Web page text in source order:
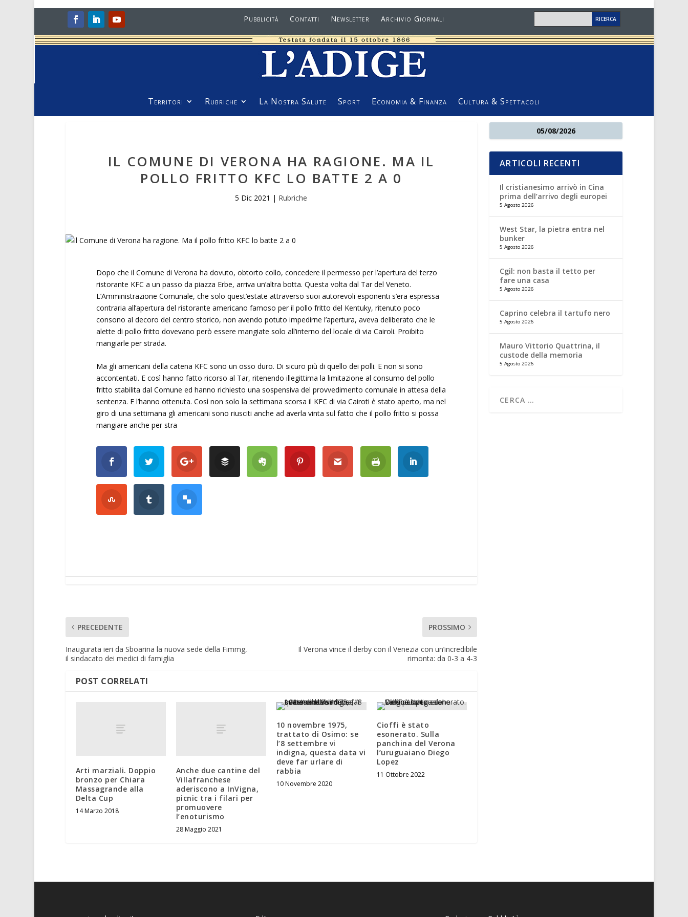
Pubblicità Contatti Newsletter Archivio Giornali
Territori Rubriche La Nostra Salute Sport Economia & Finanza Cultura & Spettacoli
IL COMUNE DI VERONA HA RAGIONE. MA IL
POLLO FRITTO KFC LO BATTE 2 A 0
5 Dic 2021 | Rubriche
Dopo che il Comune di Verona ha dovuto, obtorto collo, concedere il permesso per l’apertura del terzo
ristorante KFC a un passo da piazza Erbe, arriva un’altra botta. Questa volta dal Tar del Veneto.
L’Amministrazione Comunale, che solo quest’estate attraverso suoi autorevoli esponenti s’era espressa
contraria all’apertura del ristorante americano famoso per il pollo fritto del Kentuky, ritenuto poco
consono al decoro del centro storico, non avendo potuto impedirne l’apertura, aveva deliberato che le
alette di pollo fritto dovevano però essere mangiate solo all’interno del locale di via Cairoli. Proibito
mangiarle per strada.
Ma gli americani della catena KFC sono un osso duro. Di sicuro più di quello dei polli. E non si sono
accontentati. E così hanno fatto ricorso al Tar, ritenendo illegittima la limitazione al consumo del pollo
fritto stabilita dal Comune ed hanno richiesto una sospensiva del provvedimento comunale in attesa della
sentenza. E l’hanno ottenuta. Così non solo la settimana scorsa il KFC di via Cairoti è stato aperto, ma nel
giro di una settimana gli americani sono riusciti anche ad averla vinta sul fatto che il pollo fritto si possa
mangiare anche per stra
PRECEDENTE
Inaugurata ieri da Sboarina la nuova sede della Fimmg,
il sindacato dei medici di famiglia
PROSSIMO
Il Verona vince il derby con il Venezia con un’incredibile
rimonta: da 0-3 a 4-3
POST CORRELATI
Arti marziali. Doppio
bronzo per Chiara
Massagrande alla
Delta Cup
14 Marzo 2018
Anche due cantine del
Villafranchese
aderiscono a InVigna,
picnic tra i filari per
promuovere
l’enoturismo
28 Maggio 2021
10 novembre 1975,
trattato di Osimo: se
l’8 settembre vi
indigna, questa data vi
deve far urlare di
rabbia
10 Novembre 2020
Cioffi è stato
esonerato. Sulla
panchina del Verona
l’uruguaiano Diego
Lopez
11 Ottobre 2022
05/08/2026
ARTICOLI RECENTI
Il cristianesimo arrivò in Cina
prima dell’arrivo degli europei
5 Agosto 2026
West Star, la pietra entra nel
bunker
5 Agosto 2026
Cgil: non basta il tetto per
fare una casa
5 Agosto 2026
Caprino celebra il tartufo nero
5 Agosto 2026
Mauro Vittorio Quattrina, il
custode della memoria
5 Agosto 2026